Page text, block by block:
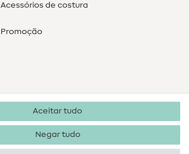
Acessórios de costura
Promoção
Aceitar tudo
Negar tudo